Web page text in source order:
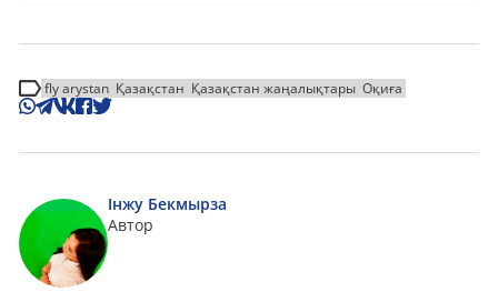
fly arystan Қазақстан Қазақстан жаңалықтары Оқиға
Інжу Бекмырза
Автор